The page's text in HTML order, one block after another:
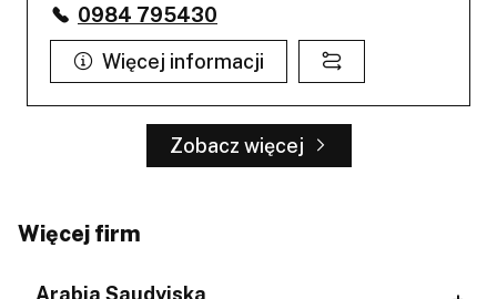
0984 795430
Więcej informacji
Zobacz więcej
Więcej firm
Arabia Saudyjska